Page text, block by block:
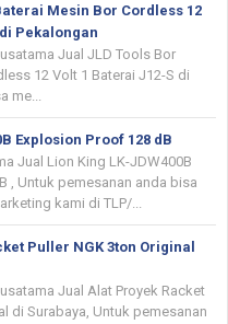
Mesin Bor Cordless 12
Pekalongan
Jual JLD Tools Bor
12 Volt 1 Baterai J12-S di
me...
Explosion Proof 128 dB
Jual Lion King LK-JDW400B
, Untuk pemesanan anda bisa
kami di TLP/...
Puller NGK 3ton Original
Jual Alat Proyek Racket
di Surabaya, Untuk pemesanan